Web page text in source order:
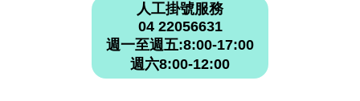
人工掛號服務
04 22056631
週一至週五:8:00-17:00
週六8:00-12:00